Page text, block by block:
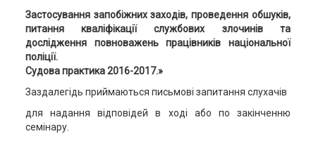
Застосування запобіжних заходів, проведення обшуків,
питання кваліфікації службових злочинів та
дослідження повноважень працівників національної
поліції.
Судова практика2016-2017.»
Заздалегідь приймаються письмові запитання слухачів
для надання відповідей в ході або по закінченню
семінару.